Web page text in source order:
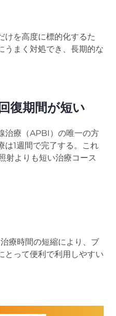
けを高度に標的化するた
うまく対処でき、長期的な
復期間が短い
治療（APBI）の唯一の方
は1週間で完了する。これ
射よりも短い治療コース
療時間の短縮により、ブ
とって便利で利用しやすい